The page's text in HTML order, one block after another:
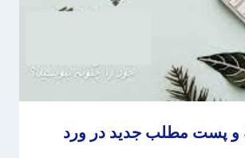
و پست مطلب جدید در ورد